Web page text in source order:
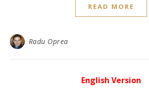
READ MORE
Radu Oprea
English Version